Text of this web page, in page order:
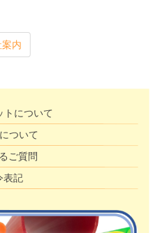
内
トについて
ついて
ご質問
表記